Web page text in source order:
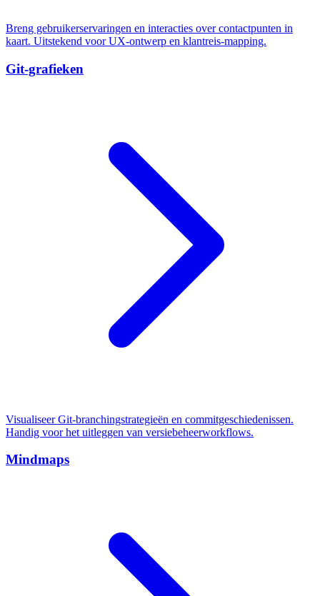
Breng gebruikerservaringen en interacties over contactpunten in
kaart. Uitstekend voor UX-ontwerp en klantreis-mapping.
Git-grafieken
Visualiseer Git-branchingstrategieën en commitgeschiedenissen.
Handig voor het uitleggen van versiebeheerworkflows.
Mindmaps